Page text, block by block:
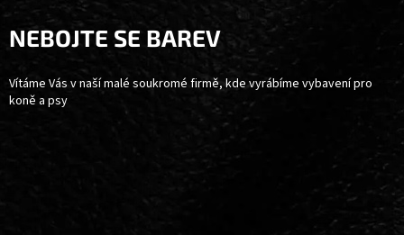
P
ANEBOJTE SE BAREV
Vítáme Vás v naší malé soukromé firmě, kde vyrábíme vybavení pro
koně a psy